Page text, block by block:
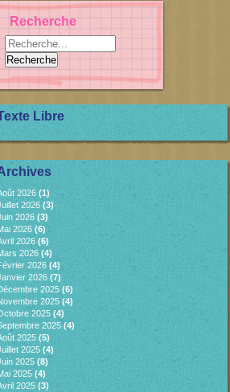
Recherche
Libre
2026(1)
2026 (3)
2026 (3)
2026 (6)
2026 (6)
2026 (4)
2026(4)
2026 (7)
2025 (6)
2025 (4)
2025 (4)
2025(4)
2025 (5)
2025 (4)
2025(8)
2025 (4)
2025 (3)